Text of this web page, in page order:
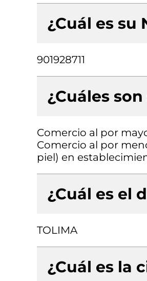
¿Cuál es su
901928711
¿Cuáles
Comercio al por
Comercio al por
piel) en
¿Cuál es el
TOLIMA
¿Cuál es la